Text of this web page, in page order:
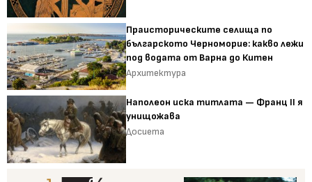
Праисторическите селища по
българското Черноморие: какво лежи
под водата от Варна до Китен
Архитектура
Наполеон иска титлата — Франц II я
унищожава
Досиета